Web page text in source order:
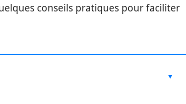
conseils pratiques pour faciliter